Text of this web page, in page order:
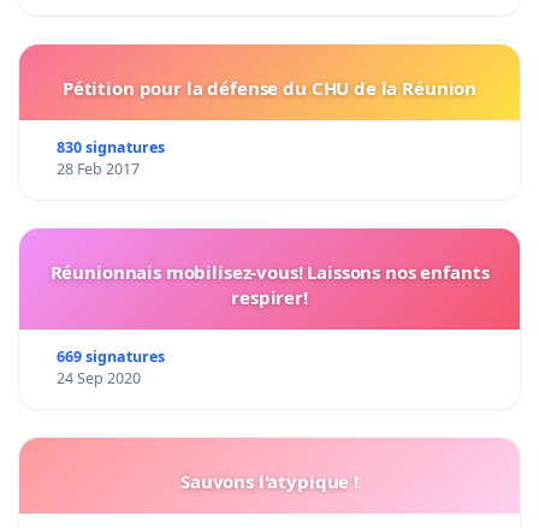
Pétition pour la défense du CHU de la Réunion
830 signatures
28 Feb 2017
Réunionnais mobilisez-vous! Laissons nos enfants
respirer!
669 signatures
24 Sep 2020
Sauvons l'atypique !